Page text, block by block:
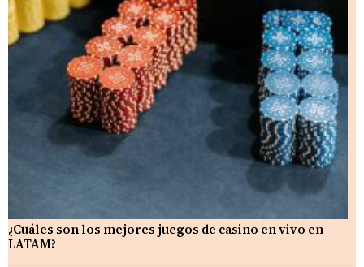
¿Cuáles son los mejores juegos de casino en vivo en
LATAM?